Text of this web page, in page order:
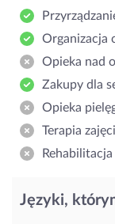
Organizacja
Opieka nad
Zakupy dla
Opieka
Terapia
Rehabilitacja
Języki,